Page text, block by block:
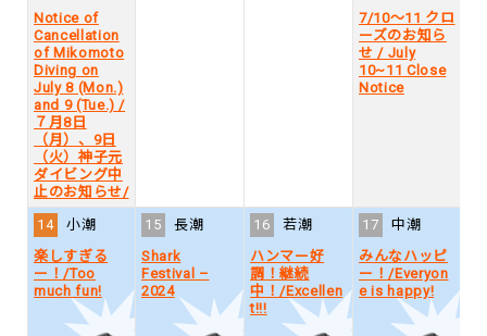
Notice of
Cancellation
of Mikomoto
Diving on
July 8 (Mon.)
and 9 (Tue.) /
７月8日
（月）、9日
（火）神子元
ダイビング中
止のお知らせ/
7/10～11 クロ
ーズのお知ら
せ / July
10~11 Close
Notice
14
小潮
楽しすぎる
ー！/Too
much fun!
15
長潮
Shark
Festival –
2024
16
若潮
ハンマー好
調！継続
中！/Excellen
t!!!
17
中潮
みんなハッピ
ー！/Everyon
e is happy!